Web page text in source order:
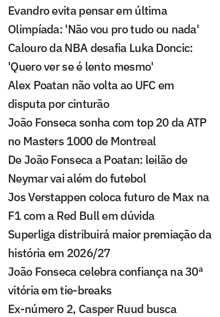
Evandro evita pensar em última
Olimpíada: 'Não vou pro tudo ou nada'
Calouro da NBA desafia Luka Doncic:
'Quero ver se é lento mesmo'
Alex Poatan não volta ao UFC em
disputa por cinturão
João Fonseca sonha com top 20 da ATP
no Masters 1000 de Montreal
De João Fonseca a Poatan: leilão de
Neymar vai além do futebol
Jos Verstappen coloca futuro de Max na
F1 com a Red Bull em dúvida
Superliga distribuirá maior premiação da
história em 2026/27
João Fonseca celebra confiança na 30ª
vitória em tie-breaks
Ex-número 2, Casper Ruud busca